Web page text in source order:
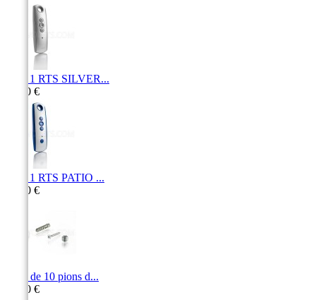
Telis 1 RTS SILVER...
65,70 €
Telis 1 RTS PATIO ...
79,50 €
Pack de 10 pions d...
36,10 €